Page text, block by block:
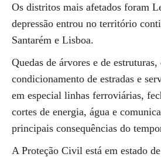
Os distritos mais afetados foram
depressão entrou no território
Santarém e Lisboa.
Quedas de árvores e de
condicionamento de estradas e
em especial linhas ferroviárias,
cortes de energia, água e
principais consequências do
A Proteção Civil está em estado